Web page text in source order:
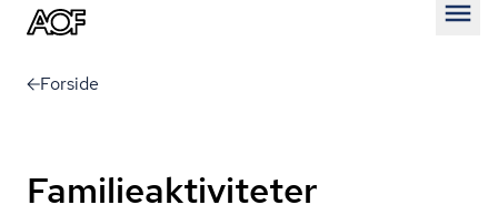
Forside
Familieaktiviteter